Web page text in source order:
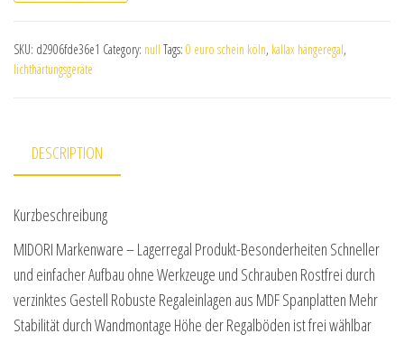
SKU: d2906fde36e1 Category: null Tags: 0 euro schein köln, kallax hängeregal,
lichthärtungsgeräte
DESCRIPTION
Kurzbeschreibung
MIDORI Markenware – Lagerregal Produkt-Besonderheiten Schneller
und einfacher Aufbau ohne Werkzeuge und Schrauben Rostfrei durch
verzinktes Gestell Robuste Regaleinlagen aus MDF Spanplatten Mehr
Stabilität durch Wandmontage Höhe der Regalböden ist frei wählbar